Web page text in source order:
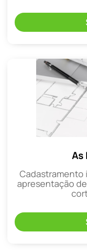
As
Cadastramento
apresentação